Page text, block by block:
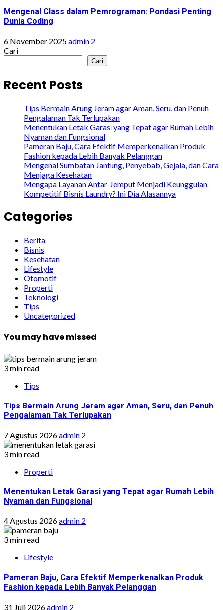
Mengenal Class dalam Pemrograman: Pondasi Penting
Dunia Coding
6 November 2025admin 2
Cari
Cari
Recent Posts
Tips Bermain Arung Jeram agar Aman, Seru, dan Penuh
Pengalaman Tak Terlupakan
Menentukan Letak Garasi yang Tepat agar Rumah Lebih
Nyaman dan Fungsional
Pameran Baju, Cara Efektif Memperkenalkan Produk
Fashion kepada Lebih Banyak Pelanggan
Mengenal Sumbatan Jantung, Penyebab, Gejala, dan Cara
Menjaga Kesehatan
Mengapa Layanan Antar-Jemput Menjadi Keunggulan
Kompetitif Bisnis Laundry? Ini Dia Alasannya
Categories
Berita
Bisnis
Kesehatan
Lifestyle
Otomotif
Properti
Teknologi
Tips
Uncategorized
You may have missed
3 min read
Tips
Tips Bermain Arung Jeram agar Aman, Seru, dan Penuh
Pengalaman Tak Terlupakan
7 Agustus 2026admin 2
3 min read
Properti
Menentukan Letak Garasi yang Tepat agar Rumah Lebih
Nyaman dan Fungsional
4 Agustus 2026admin 2
3 min read
Lifestyle
Pameran Baju, Cara Efektif Memperkenalkan Produk
Fashion kepada Lebih Banyak Pelanggan
31 Juli 2026admin 2